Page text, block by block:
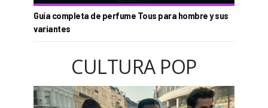
Guía completa de perfume Tous para hombre y sus
variantes
CULTURA POP